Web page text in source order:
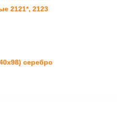
2121*, 2123
серебро